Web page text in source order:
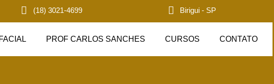
(18) 3021-4699 Birigui - SP
PROF CARLOS SANCHES CURSOS CONTATO